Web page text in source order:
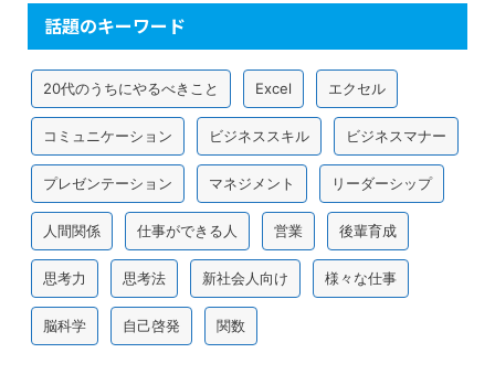
話題のキーワード
20代のうちにやるべきこと Excel エクセル
コミュニケーション ビジネススキル ビジネスマナー
プレゼンテーション マネジメント リーダーシップ
人間関係 仕事ができる人 営業 後輩育成
思考力 思考法 新社会人向け 様々な仕事
脳科学 自己啓発 関数